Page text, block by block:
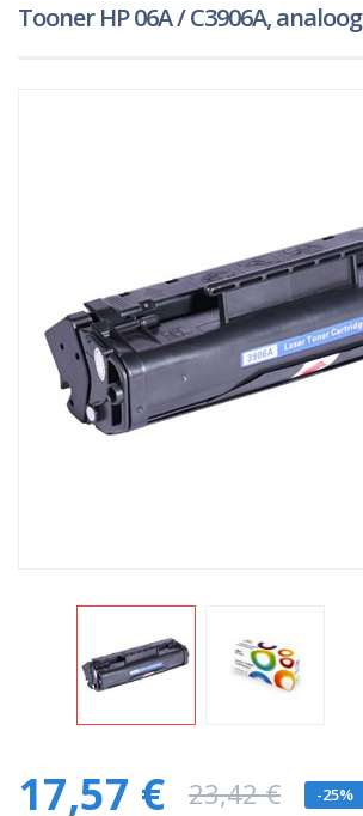
Tooner HP 06A / C3906A, analoog
17,57 € 23,42 € -25%